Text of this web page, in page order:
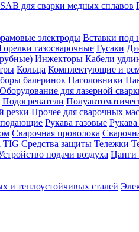
для сварки медных сплавов
электроды Вставки под
газосварочные Гусаки
Инжекторы Кабели
Кольца Комплектующие и
балеринок Наголовники
Оборудование для лазерной
Подогреватели
резки Прочее для сварочных
Рукава газовые
Сварочная проволока
TIG Средства защиты Тележки
подачи воздуха Цанги
и теплоустойчивых сталей